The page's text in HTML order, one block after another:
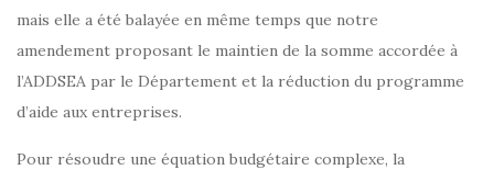
mais elle a été balayée en même temps que notre
amendement proposant le maintien de la somme accordée à
l’ADDSEA par le Département et la réduction du programme
d’aide aux entreprises.
Pour résoudre une équation budgétaire complexe, la